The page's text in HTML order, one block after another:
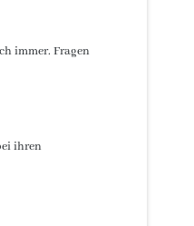
immer. Fragen
ihren